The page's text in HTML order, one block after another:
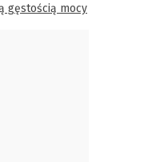
gęstością mocy